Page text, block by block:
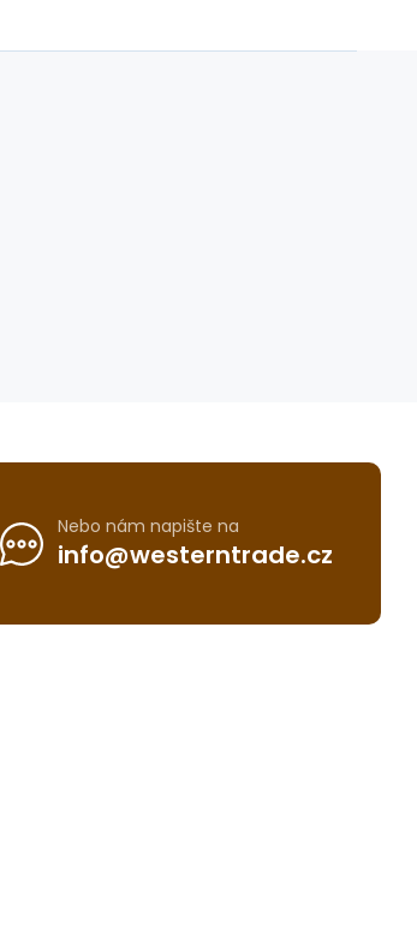
Nebo nám napište na
info@westerntrade.cz